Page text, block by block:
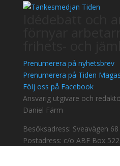
Prenumerera på nyhetsbrev
Prenumerera på Tiden
Följ oss på Facebook
Ansvarig utgivare och
Daniel Färm
Besöksadress: Sveavägen 68
Postadress: c/o ABF Box